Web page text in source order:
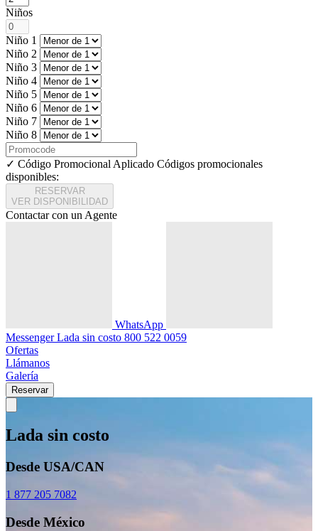
Niños
Niño 1
Niño 2
Niño 3
Niño 4
Niño 5
Niño 6
Niño 7
Niño 8
✓ Código Promocional Aplicado Códigos promocionales
disponibles:
RESERVAR
VER DISPONIBILIDAD
Contactar con un Agente
WhatsApp
MessengerLada sin costo 800 522 0059
Ofertas
Llámanos
Galería
Reservar
Lada sin costo
Desde USA/CAN
1 877 205 7082
Desde México